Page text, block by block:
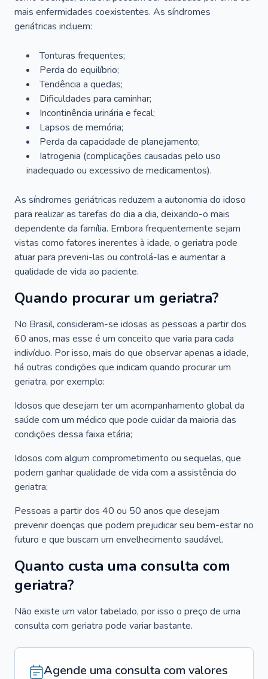
mais enfermidades coexistentes. As síndromes
geriátricas incluem:
Tonturas frequentes;
Perda do equilíbrio;
Tendência a quedas;
Dificuldades para caminhar;
Incontinência urinária e fecal;
Lapsos de memória;
Perda da capacidade de planejamento;
Iatrogenia (complicações causadas pelo uso
inadequado ou excessivo de medicamentos).
As síndromes geriátricas reduzem a autonomia do idoso
para realizar as tarefas do dia a dia, deixando-o mais
dependente da família. Embora frequentemente sejam
vistas como fatores inerentes à idade, o geriatra pode
atuar para preveni-las ou controlá-las e aumentar a
qualidade de vida ao paciente.
Quando procurar um geriatra?
No Brasil, consideram-se idosas as pessoas a partir dos
60 anos, mas esse é um conceito que varia para cada
indivíduo. Por isso, mais do que observar apenas a idade,
há outras condições que indicam quando procurar um
geriatra, por exemplo:
Idosos que desejam ter um acompanhamento global da
saúde com um médico que pode cuidar da maioria das
condições dessa faixa etária;
Idosos com algum comprometimento ou sequelas, que
podem ganhar qualidade de vida com a assistência do
geriatra;
Pessoas a partir dos 40 ou 50 anos que desejam
prevenir doenças que podem prejudicar seu bem-estar no
futuro e que buscam um envelhecimento saudável.
Quanto custa uma consulta com
geriatra?
Não existe um valor tabelado, por isso o preço de uma
consulta com geriatra pode variar bastante.
Agende uma consulta com valores